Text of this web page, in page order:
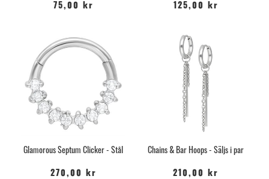
75,00 kr 125,00 kr
Glamorous Septum Clicker - Stål
270,00 kr
Chains & Bar Hoops - Säljs i par
210,00 kr